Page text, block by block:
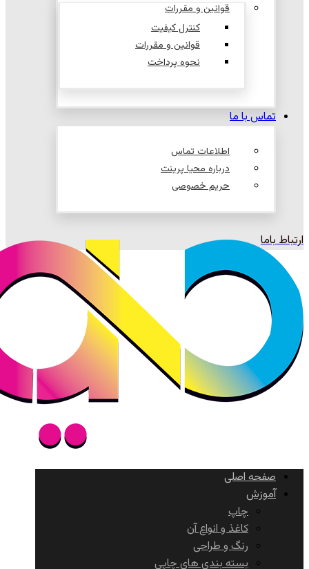
قوانین و مقررات
کنترل کیفیت
قوانین و مقررات
نحوه پرداخت
تماس با ما
اطلاعات تماس
درباره محیا پرینت
حریم خصوصی
ارتباط باما
صفحه اصلی
آموزش
چاپ
کاغذ و انواع آن
رنگ و طراحی
بسته بندی های چاپی